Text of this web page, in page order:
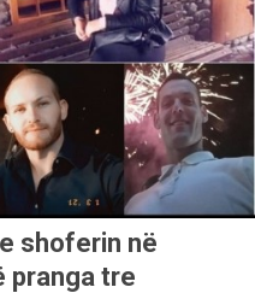
shoferin në
pranga tre